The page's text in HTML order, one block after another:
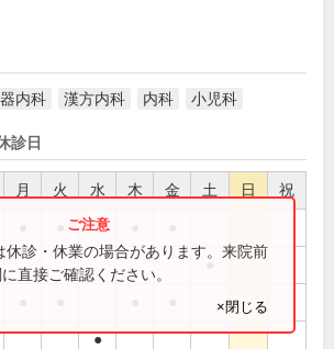
内科 漢方内科 内科 小児科
診日
月 火 水 木 金 土 日 祝
●
●
休診・休業の場合があります。来院前
直接ご確認ください。
×閉じる